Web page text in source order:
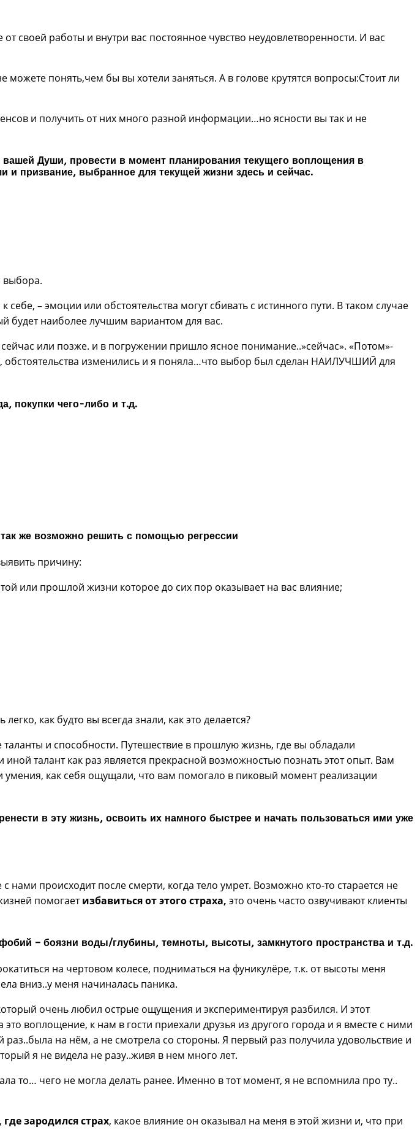
своей работы и внутри вас постоянное чувство неудовлетворенности. И вас
понять,чем бы вы хотели заняться. А в голове крутятся вопросы:Стоит ли
и получить от них много разной информации…но ясности вы так и не
Души, провести в момент планирования текущего воплощения в
призвание, выбранное для текущей жизни здесь и сейчас.
выбора.
– эмоции или обстоятельства могут сбивать с истинного пути. В таком случае
будет наиболее лучшим вариантом для вас.
или позже. и в погружении пришло ясное понимание..»сейчас». «Потом»-
изменились и я поняла…что выбор был сделан НАИЛУЧШИЙ для
покупки чего-либо и т.д.
же возможно решить с помощью регрессии
причину:
или прошлой жизни которое до сих пор оказывает на вас влияние;
как будто вы всегда знали, как это делается?
и способности. Путешествие в прошлую жизнь, где вы обладали
талант как раз является прекрасной возможностью познать этот опыт. Вам
как себя ощущали, что вам помогало в пиковый момент реализации
в эту жизнь, освоить их намного быстрее и начать пользоваться ими уже
происходит после смерти, когда тело умрет. Возможно кто-то старается не
помогаетизбавиться от этого страха, это очень часто озвучивают клиенты
– боязни воды/глубины, темноты, высоты, замкнутого пространства и т.д.
на чертовом колесе, подниматься на фуникулёре, т.к. от высоты меня
вниз..у меня начиналась паника.
очень любил острые ощущения и экспериментируя разбился. И этот
воплощение, к нам в гости приехали друзья из другого города и я вместе с ними
на нём, а не смотрела со стороны. Я первый раз получила удовольствие и
я не видела не разу..живя в нем много лет.
то… чего не могла делать ранее. Именно в тот момент, я не вспомнила про ту..
где зародился страх, какое влияние он оказывал на меня в этой жизни и, что при